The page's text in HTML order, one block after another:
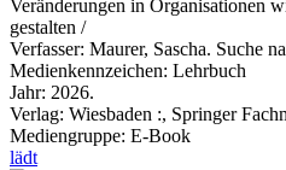
Veränderungen in Organisationen
gestalten /
Verfasser: Maurer, Sascha. Suche
Medienkennzeichen: Lehrbuch
Jahr: 2026.
Verlag: Wiesbaden :, Springer
Mediengruppe: E-Book
lädt